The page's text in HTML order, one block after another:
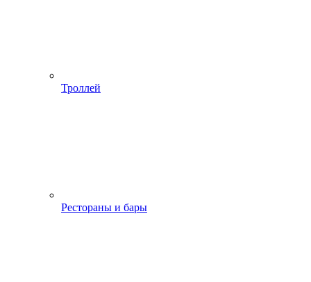
Троллей
Рестораны и бары